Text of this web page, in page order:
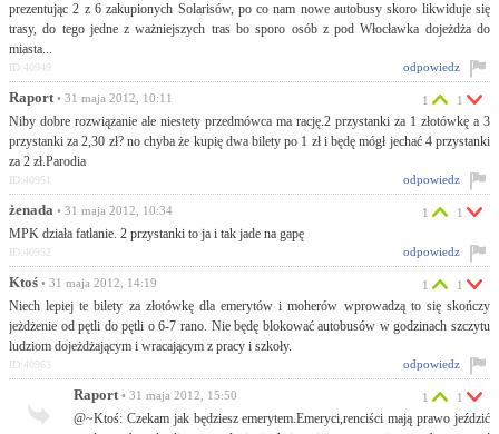
prezentując 2 z 6 zakupionych Solarisów, po co nam nowe autobusy skoro likwiduje się
trasy, do tego jedne z ważniejszych tras bo sporo osób z pod Włocławka dojeżdża do
miasta...
odpowiedz
ID:40949
Raport • 31 maja 2012, 10:11
Niby dobre rozwiązanie ale niestety przedmówca ma rację.2 przystanki za 1 złotówkę a 3
przystanki za 2,30 zł? no chyba że kupię dwa bilety po 1 zł i będę mógł jechać 4 przystanki
za 2 zł.Parodia
1 1
odpowiedz
ID:40951
żenada • 31 maja 2012, 10:34
MPK działa fatlanie. 2 przystanki to ja i tak jade na gapę
1 1
odpowiedz
ID:40952
Ktoś • 31 maja 2012, 14:19
Niech lepiej te bilety za złotówkę dla emerytów i moherów wprowadzą to się skończy
jeżdżenie od pętli do pętli o 6-7 rano. Nie będę blokować autobusów w godzinach szczytu
ludziom dojeżdżającym i wracającym z pracy i szkoły.
1 1
odpowiedz
ID:40963
Raport • 31 maja 2012, 15:50
@~Ktoś: Czekam jak będziesz emerytem.Emeryci,renciści mają prawo jeździć
1 1